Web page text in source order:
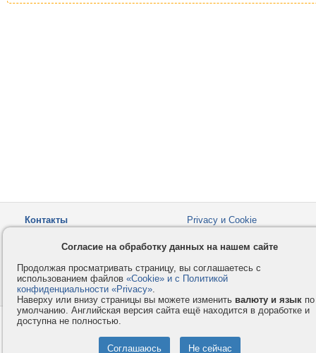
Контакты
Privacy и Cookie
Как оплатить
Форумы
© 2008-2026VMESTE.EU
Согласие на обработку данных на нашем сайте
Продолжая просматривать страницу, вы соглашаетесь с
использованием файлов «Cookie» и с Политикой
конфиденциальности «Privacy».
Наверху или внизу страницы вы можете изменить валюту и язык по
умолчанию. Английская версия сайта ещё находится в доработке и
доступна не полностью.